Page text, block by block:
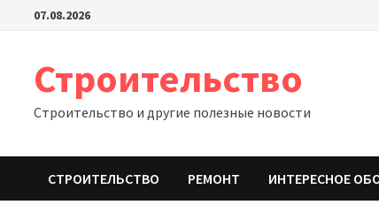
Перейти07.08.2026
Строительство
Строительство и другие полезные новости
СТРОИТЕЛЬСТВО РЕМОНТ ИНТЕРЕСНОЕ